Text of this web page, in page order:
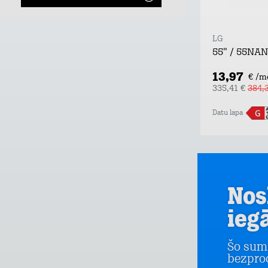
LG
55" /
13,97 € /
335,41 €
Datu lapa
Šo